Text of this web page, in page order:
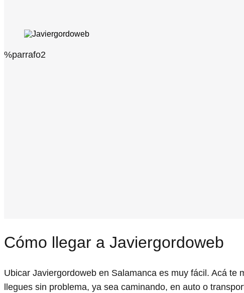
%parrafo2
Cómo llegar a Javiergordoweb
Ubicar Javiergordoweb en Salamanca es muy fácil. Acá
llegues sin problema, ya sea caminando, en auto o